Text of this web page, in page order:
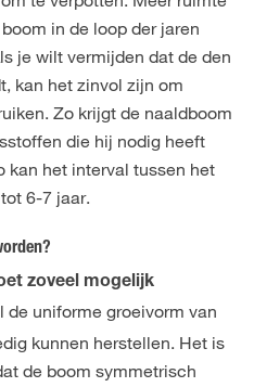
in de loop der jaren
je wilt vermijden dat de den
kan het zinvol zijn om
Zo krijgt de naaldboom
die hij nodig heeft
kan het interval tussen het
6-7 jaar.
zoveel mogelijk
de uniforme groeivorm van
kunnen herstellen. Het is
de boom symmetrisch